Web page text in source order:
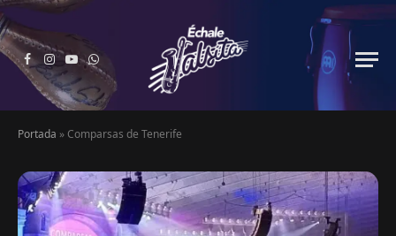
Facebook
Instagram
YouTubeWhatsApp
Portada » Comparsas de Tenerife